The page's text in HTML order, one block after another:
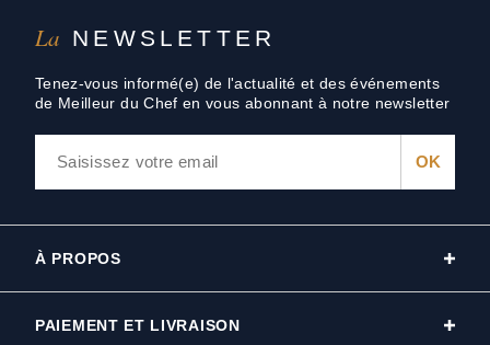
La NEWSLETTER
Tenez-vous informé(e) de l'actualité et des événements
de Meilleur du Chef en vous abonnant à notre newsletter
À PROPOS
PAIEMENT ET LIVRAISON